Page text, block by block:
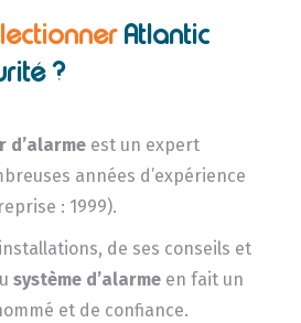
Atlantic
?
d’alarmeest un expert
années d’expérience
: 1999).
de ses conseils et
système d’alarmeen fait un
et de confiance.